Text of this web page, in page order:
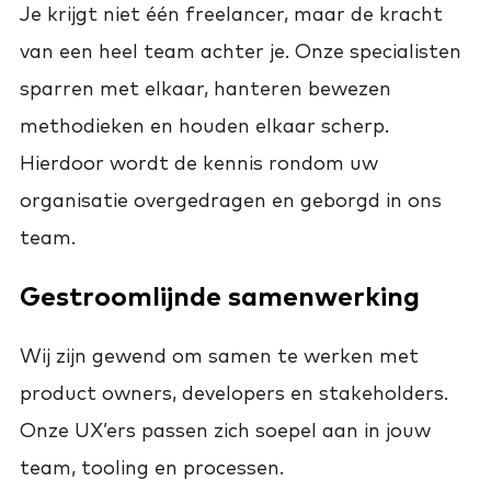
Je krijgt niet één freelancer, maar de kracht
van een heel team achter je. Onze specialisten
sparren met elkaar, hanteren bewezen
methodieken en houden elkaar scherp.
Hierdoor wordt de kennis rondom uw
organisatie overgedragen en geborgd in ons
team.
Gestroomlijnde samenwerking
Wij zijn gewend om samen te werken met
product owners, developers en stakeholders.
Onze UX’ers passen zich soepel aan in jouw
team, tooling en processen.